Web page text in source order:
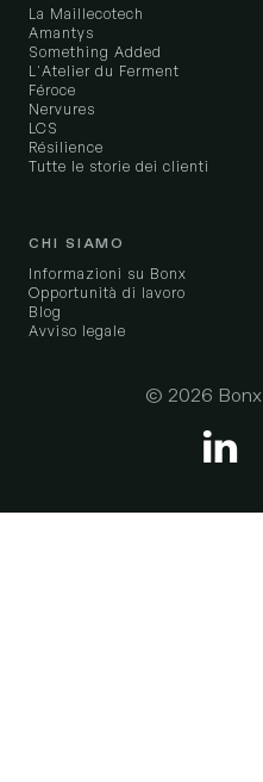
La Maillecotech
Amantys
Something Added
L'Atelier du Ferment
Féroce
Nervures
LCS
Résilience
Tutte le storie dei clienti
CHI SIAMO
Informazioni su Bonx
Opportunità di lavoro
Blog
Avviso legale
© 2026 Bonx
